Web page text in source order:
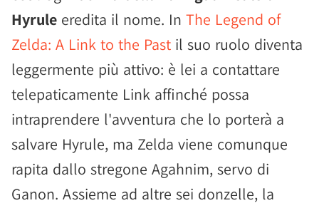
Hyrule eredita il nome. In The Legend of
Zelda: A Link to the Past il suo ruolo diventa
leggermente più attivo: è lei a contattare
telepaticamente Link affinché possa
intraprendere l'avventura che lo porterà a
salvare Hyrule, ma Zelda viene comunque
rapita dallo stregone Agahnim, servo di
Ganon. Assieme ad altre sei donzelle, la